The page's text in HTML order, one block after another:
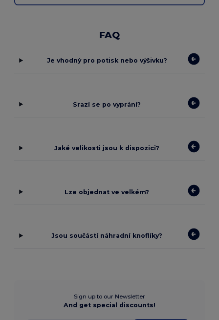
FAQ
Je vhodný pro potisk nebo výšivku?
Srazí se po vyprání?
Jaké velikosti jsou k dispozici?
Lze objednat ve velkém?
Jsou součástí náhradní knoflíky?
Sign up to our Newsletter
And get special discounts!